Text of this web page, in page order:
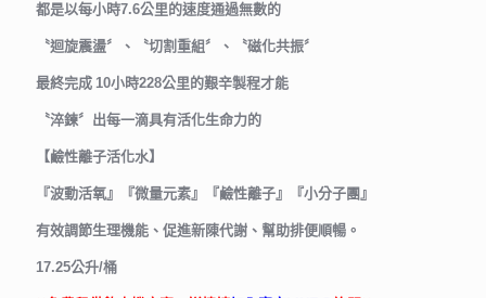
都是以每小時7.6公里的速度通過無數的
〝迴旋震盪〞、〝切割重組〞、〝磁化共振〞
最終完成 10小時228公里的艱辛製程才能
〝淬鍊〞出每一滴具有活化生命力的
【鹼性離子活化水】
『波動活氧』『微量元素』『鹼性離子』『小分子團』
有效調節生理機能、促進新陳代謝、幫助排便順暢。
17.25公升/桶